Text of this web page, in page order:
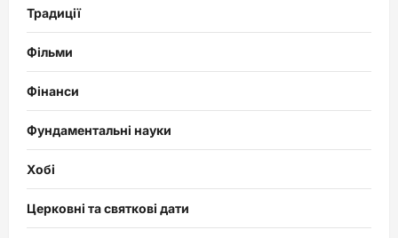
Традиції
Фільми
Фінанси
Фундаментальні науки
Хобі
Церковні та святкові дати